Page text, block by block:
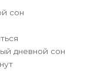
сон
дневной сон